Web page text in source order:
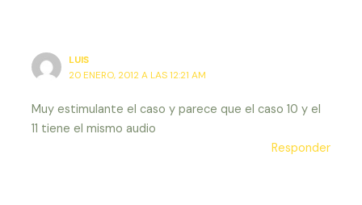
LUIS
20 ENERO, 2012 A LAS 12:21 AM
Muy estimulante el caso y parece que el caso 10 y el
11 tiene el mismo audio
Responder